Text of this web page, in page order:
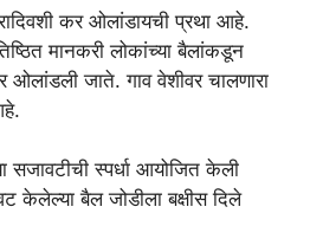
कर ओलांडायची प्रथा आहे.
मानकरी लोकांच्या बैलांकडून
ओलांडली जाते. गाव वेशीवर चालणारा
सजावटीची स्पर्धा आयोजित केली
केलेल्या बैल जोडीला बक्षीस दिले